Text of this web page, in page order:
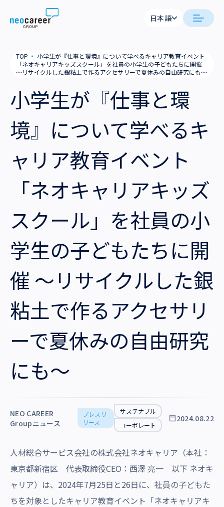
Skip to content
neocareer について
代表メッセージ
私たちの考え方
採用支援
就労支援
業務支援
企業情報
会社概要
役員一覧
拠点一覧
沿革・受賞歴
ニュース
サステナビリティ
採用情報
日本語
English
TOP ▪ 小学生が『仕事と環境』について学べるキャリア教育イベント
「ネオキャリアキッズスクール」を社員の小学生の子どもたちに開催
～リサイクルした銀粘土で作るアクセサリーで夏休みの自由研究にも～
小学生が『仕事と環
境』について学べるキ
ャリア教育イベント
「ネオキャリアキッズ
スクール」を社員の小
学生の子どもたちに開
催 ～リサイクルした銀
粘土で作るアクセサリ
ーで夏休みの自由研究
にも～
NEO CAREER
Groupニュース
プレスリ
リース
サステナブル
コーポレート
2024.08.22
人材総合サービス会社の株式会社ネオキャリア（本社：
東京都新宿区 代表取締役CEO：西澤 亮一 以下 ネオキ
ャリア）は、2024年7月25日と26日に、社員の子どもた
ちを対象としたキャリア教育イベント「ネオキャリアキ